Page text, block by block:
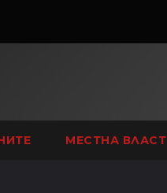
МЕСТНА ВЛАСТ